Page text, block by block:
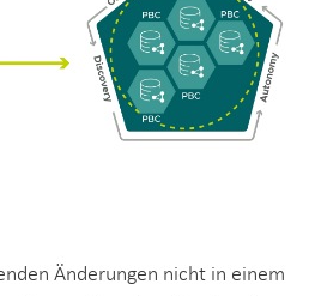
Änderungen nicht in einem